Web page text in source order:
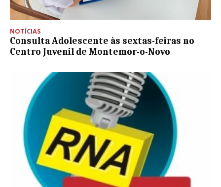
NOTÍCIAS
Consulta Adolescente às sextas-feiras no
Centro Juvenil de Montemor-o-Novo